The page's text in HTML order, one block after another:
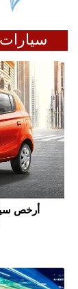
سيارات